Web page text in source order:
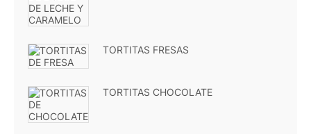
TORTITAS FRESAS
TORTITAS CHOCOLATE